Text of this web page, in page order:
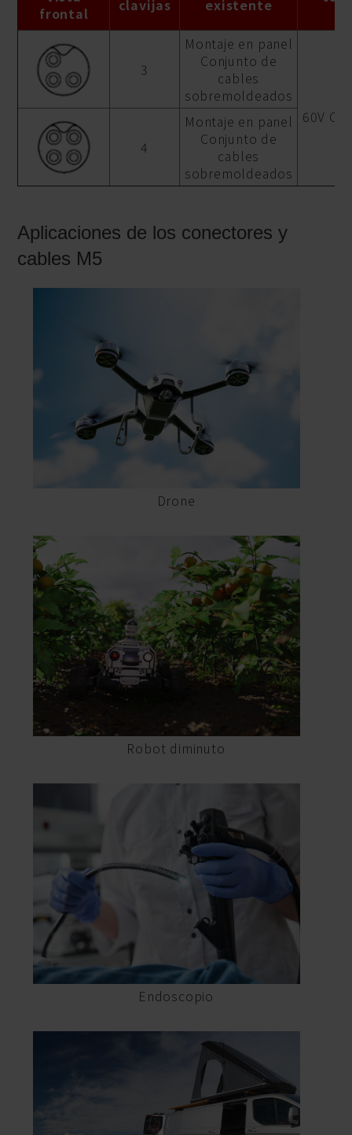
frontal
clavijas existente
3
Montaje en panel
Conjunto de
cables
sobremoldeados
60V
4
Montaje en panel
Conjunto de
cables
sobremoldeados
Aplicaciones de los conectores y
cables M5
Drone
Robot diminuto
Endoscopio